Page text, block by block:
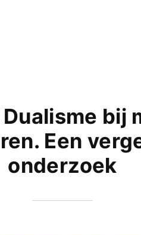
bij
Een
onderzoek